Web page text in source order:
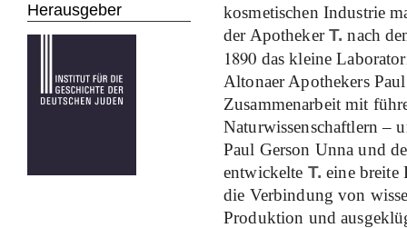
kosmetischen Industrie
der ApothekerT. nach
1890 das kleine
Altonaer Apothekers
Zusammenarbeit mit
Naturwissenschaftlern –
Paul Gerson Unna und
entwickelte T. eine breite
die Verbindung von
Produktion und
Herausgeber